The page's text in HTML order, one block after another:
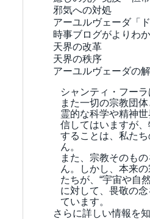
邪気への対処
アーユルヴェーダ「
時事ブログがよりわ
天界の改革
天界の秩序
アーユルヴェーダの
シャンティ・フーラ
また一切の宗教団体
霊的な科学や精神
信してはいますが
することは、私た
ん。
また、宗教そのも
ん。しかし、本来
たちが、“宇宙や自
に対して、畏敬の念
ています。
さらに詳しい情報を